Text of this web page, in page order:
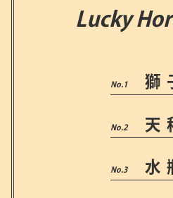
Lucky
獅
天
水